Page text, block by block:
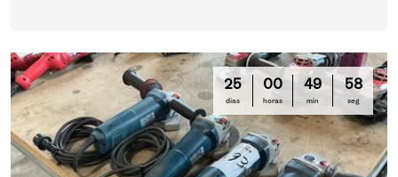
25
días
00
horas
49
min
58
seg